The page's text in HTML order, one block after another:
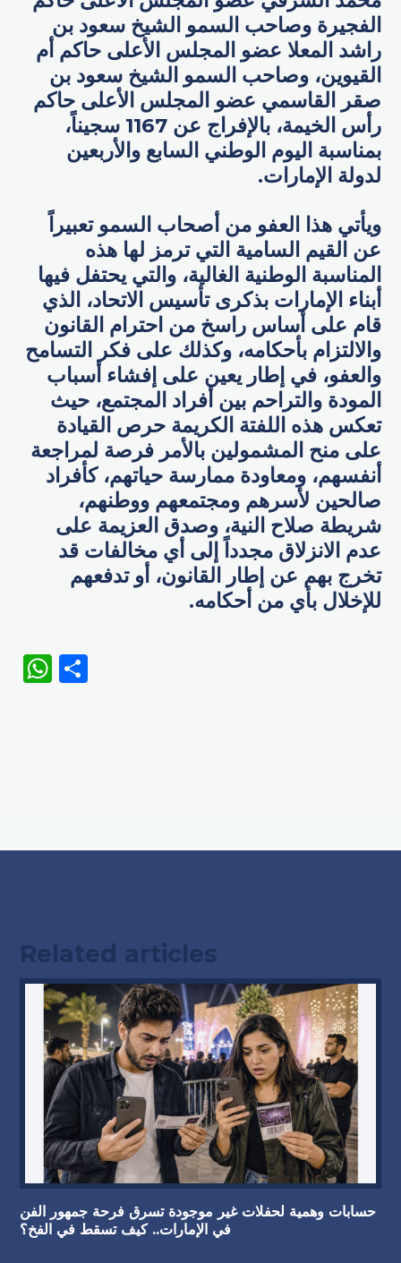
الفجيرة وصاحب السمو الشيخ سعود بن
راشد المعلا عضو المجلس الأعلى حاكم أم
القيوين، وصاحب السمو الشيخ سعود بن
صقر القاسمي عضو المجلس الأعلى حاكم
رأس الخيمة، بالإفراج عن 1167 سجيناً،
بمناسبة اليوم الوطني السابع والأربعين
لدولة الإمارات.
ويأتي هذا العفو من أصحاب السمو تعبيراً
عن القيم السامية التي ترمز لها هذه
المناسبة الوطنية الغالية، والتي يحتفل فيها
أبناء الإمارات بذكرى تأسيس الاتحاد، الذي
قام على أساس راسخ من احترام القانون
والالتزام بأحكامه، وكذلك على فكر التسامح
والعفو، في إطار يعين على إفشاء أسباب
المودة والتراحم بين أفراد المجتمع، حيث
تعكس هذه اللفتة الكريمة حرص القيادة
على منح المشمولين بالأمر فرصة لمراجعة
أنفسهم، ومعاودة ممارسة حياتهم، كأفراد
صالحين لأسرهم ومجتمعهم ووطنهم،
شريطة صلاح النية، وصدق العزيمة على
عدم الانزلاق مجدداً إلى أي مخالفات قد
تخرج بهم عن إطار القانون، أو تدفعهم
للإخلال بأي من أحكامه.
WhatsApp
Related articles
حسابات وهمية لحفلات غير موجودة تسرق فرحة جمهور الفن
في الإمارات.. كيف تسقط في الفخ؟